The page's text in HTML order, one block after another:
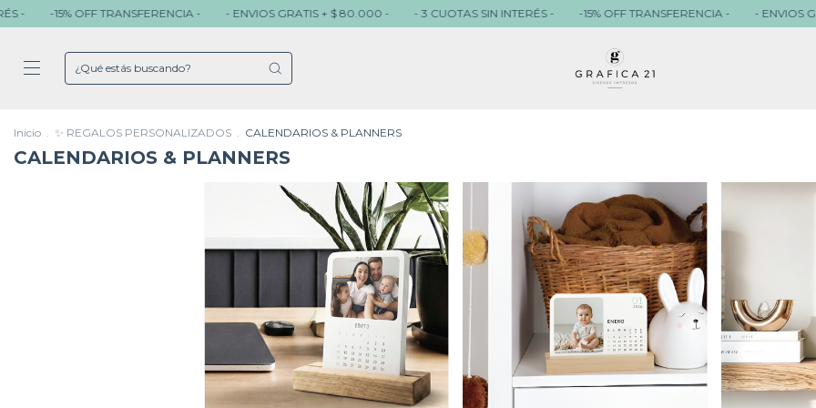
- - ENVIOS GRATIS + $ 80.000 - - 3 CUOTAS SIN INTERÉS - -15% OFF TRANSFERENCIA - - ENVIOS GRATIS + $ 80.000 - - 3
Inicio . ✨ REGALOS PERSONALIZADOS . CALENDARIOS & PLANNERS
CALENDARIOS & PLANNERS